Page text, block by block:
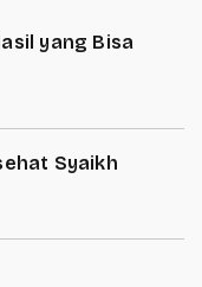
yang Bisa
Syaikh